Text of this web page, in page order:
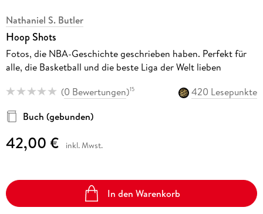
Nathaniel S. Butler
Hoop Shots
Fotos, die NBA-Geschichte geschrieben haben. Perfekt für
alle, die Basketball und die beste Liga der Welt lieben
(0 Bewertungen)15
420 Lesepunkte
Buch (gebunden)
42,00 € inkl. Mwst.
In den Warenkorb